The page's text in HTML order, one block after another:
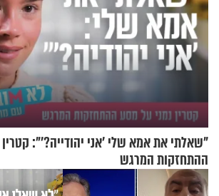
"שאלתי את אמא שלי 'אני יהודייה?'":
ההתחזקות המרגש